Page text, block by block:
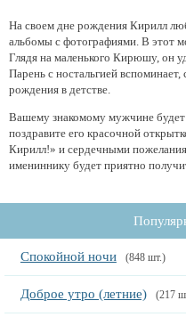
На своем дне рождения Кирилл
альбомы с фотографиями. В этот
Глядя на маленького Кирюшу, он
Парень с ностальгией
рождения в детстве.
Вашему знакомому мужчине
поздравите его красочной
Кирилл!» и сердечными
имениннику будет приятно
Спокойной ночи (848 шт.)
Доброе утро (летние) (217